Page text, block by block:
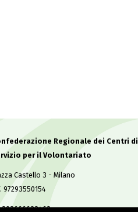
Regionale dei Centri di
per il Volontariato
Castello 3 - Milano
97293550154